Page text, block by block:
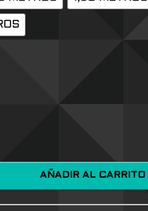
AÑADIR AL CARRITO